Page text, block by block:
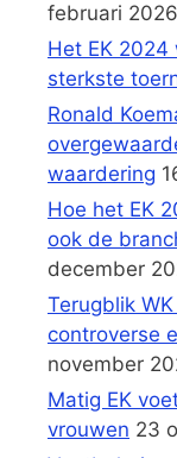
februari
Het EK 2024
sterkste
Ronald
waardering
Hoe het EK
ook de
december
Terugblik
controverse
november
Matig EK
vrouwen 23